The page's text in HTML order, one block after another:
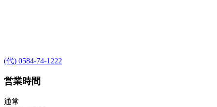
(代) 0584-74-1222
営業時間
通常